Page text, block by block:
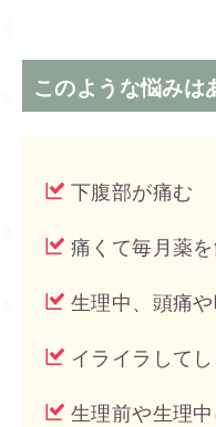
このような悩みは
下腹部が痛む
痛くて毎月薬を
生理中、頭痛
イライラしてし
生理前や生理